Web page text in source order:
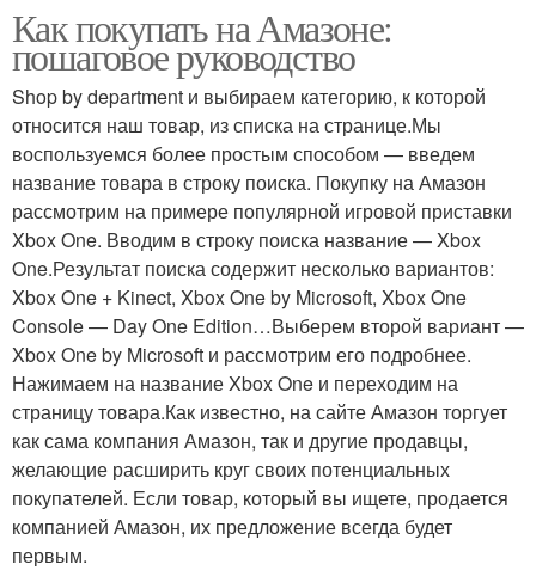
Продавцы на амазоне
Как покупать на Амазоне:
пошаговое руководство
Shop by department и выбираем категорию, к которой
относится наш товар, из списка на странице.Мы
воспользуемся более простым способом — введем
название товара в строку поиска. Покупку на Амазон
рассмотрим на примере популярной игровой приставки
Xbox One. Вводим в строку поиска название — Xbox
One.Результат поиска содержит несколько вариантов:
Xbox One + Kinect, Xbox One by Microsoft, Xbox One
Console — Day One Edition…Выберем второй вариант —
Xbox One by Microsoft и рассмотрим его подробнее.
Нажимаем на название Xbox One и переходим на
страницу товара.Как известно, на сайте Амазон торгует
как сама компания Амазон, так и другие продавцы,
желающие расширить круг своих потенциальных
покупателей. Если товар, который вы ищете, продается
компанией Амазон, их предложение всегда будет
первым.